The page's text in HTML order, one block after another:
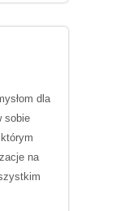
dla
sobie
na